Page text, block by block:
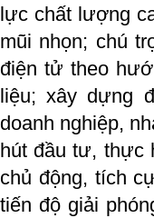
lực chất lượng
mũi nhọn; chú
điện tử theo
liệu; xây dựng
doanh nghiệp,
hút đầu tư, thực
chủ động, tích
tiến độ giải